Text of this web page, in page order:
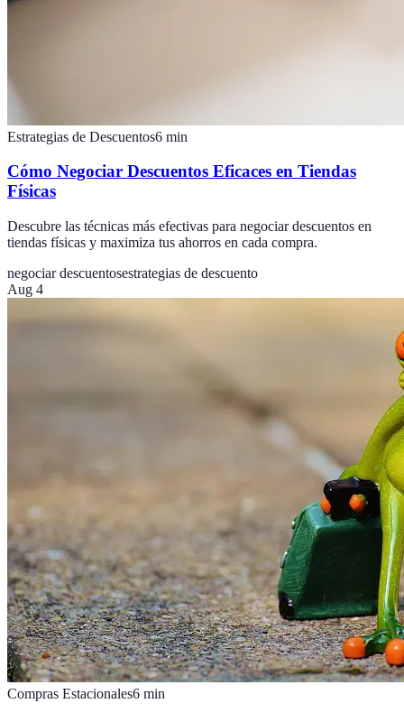
Estrategias de Descuentos6 min
Cómo Negociar Descuentos Eficaces en Tiendas
Físicas
Descubre las técnicas más efectivas para negociar descuentos en
tiendas físicas y maximiza tus ahorros en cada compra.
negociar descuentosestrategias de descuento
Aug 4
Compras Estacionales6 min